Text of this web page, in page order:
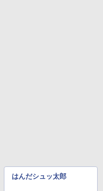
はんだシュッ太郎